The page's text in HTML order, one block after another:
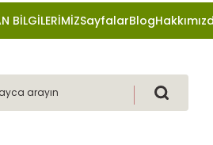
BİLGİLERİMİZSayfalarBlog